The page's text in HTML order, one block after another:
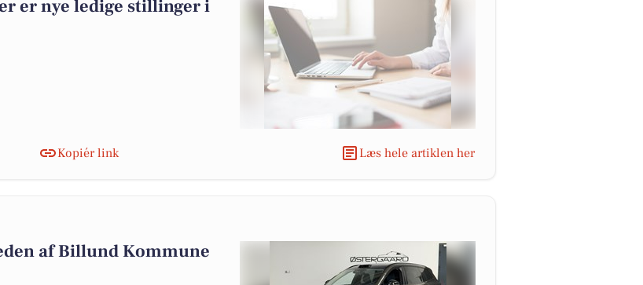
er nye ledige stillinger i
Kopiér link Læs hele artiklen her
af Billund Kommune